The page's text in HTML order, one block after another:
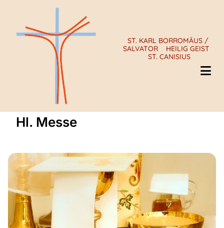
ST. KARL BORROMÄUS /
SALVATOR
HEILIG GEIST
ST. CANISIUS
Hl. Messe